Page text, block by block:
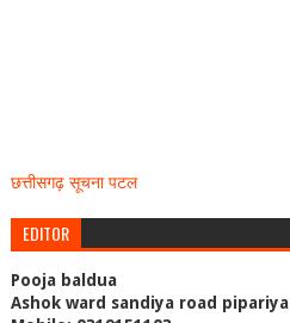
छत्तीसगढ़ सूचना पटल
EDITOR
Pooja baldua
Ashok ward sandiya road pipariya